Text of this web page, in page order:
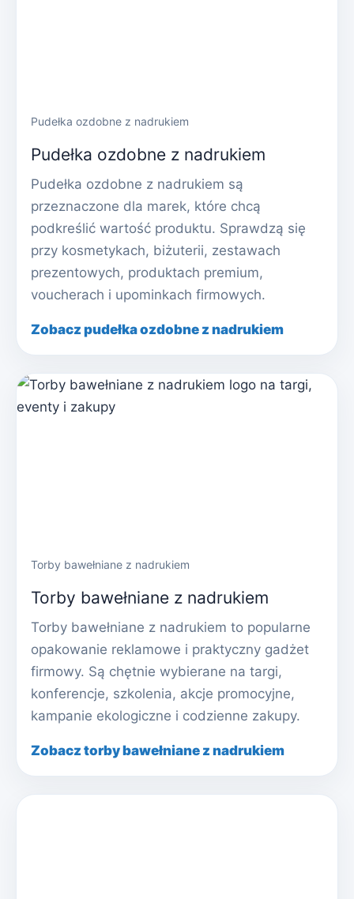
Pudełka ozdobne z nadrukiem
Pudełka ozdobne z nadrukiem
Pudełka ozdobne z nadrukiem są
przeznaczone dla marek, które chcą
podkreślić wartość produktu. Sprawdzą się
przy kosmetykach, biżuterii, zestawach
prezentowych, produktach premium,
voucherach i upominkach firmowych.
Zobacz pudełka ozdobne z nadrukiem
Torby bawełniane z nadrukiem
Torby bawełniane z nadrukiem
Torby bawełniane z nadrukiem to popularne
opakowanie reklamowe i praktyczny gadżet
firmowy. Są chętnie wybierane na targi,
konferencje, szkolenia, akcje promocyjne,
kampanie ekologiczne i codzienne zakupy.
Zobacz torby bawełniane z nadrukiem